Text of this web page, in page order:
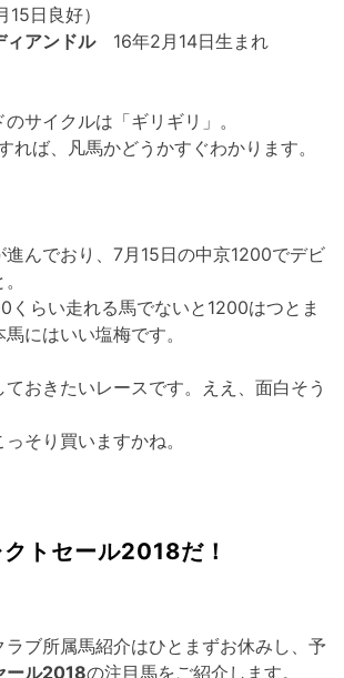
15日良好）
ィアンドル16年2月14日生まれ
サイクルは「ギリギリ」。
れば、凡馬かどうかすぐわかります。
進んでおり、7月15日の中京1200でデビ
くらい走れる馬でないと1200はつとま
にはいい塩梅です。
おきたいレースです。ええ、面白そう
そり買いますかね。
トセール2018だ！
ラブ所属馬紹介はひとまずお休みし、予
ール2018の注目馬をご紹介します。